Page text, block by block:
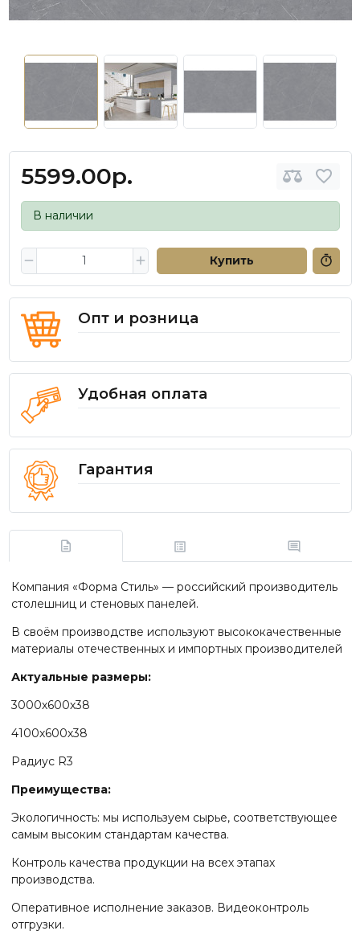
5599.00р.
В наличии
Купить
Опт и розница
Удобная оплата
Гарантия
Компания «Форма Стиль» — российский производитель
столешниц и стеновых панелей.
В своём производстве используют высококачественные
материалы отечественных и импортных производителей
Актуальные размеры:
3000х600х38
4100х600х38
Радиус R3
Преимущества:
Экологичность: мы используем сырье, соответствующее
самым высоким стандартам качества.
Контроль качества продукции на всех этапах
производства.
Оперативное исполнение заказов. Видеоконтроль
отгрузки.